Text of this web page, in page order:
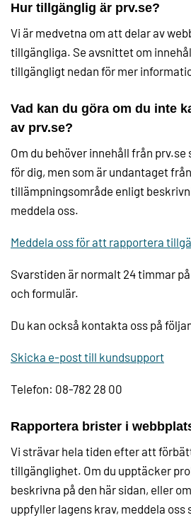
Hur tillgänglig är prv.se?
Vi är medvetna om att delar av
tillgängliga. Se avsnittet om
tillgängligt nedan för mer
Vad kan du göra om du inte
av prv.se?
Om du behöver innehåll från
för dig, men som är undantaget
tillämpningsområde enligt
meddela oss.
Meddela oss för att rapportera
Svarstiden är normalt 24 timmar
och formulär.
Du kan också kontakta oss på
Skicka e-post till kundsupport
Telefon: 08-782 28 00
Rapportera brister i
Vi strävar hela tiden efter att
tillgänglighet. Om du upptäcker
beskrivna på den här sidan, eller
uppfyller lagens krav, meddela